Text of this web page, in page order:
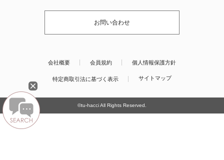
お問い合わせ
会社概要 会員規約 個人情報保護方針
特定商取引法に基づく表示 サイトマップ
©tu-hacci All Rights Reserved.